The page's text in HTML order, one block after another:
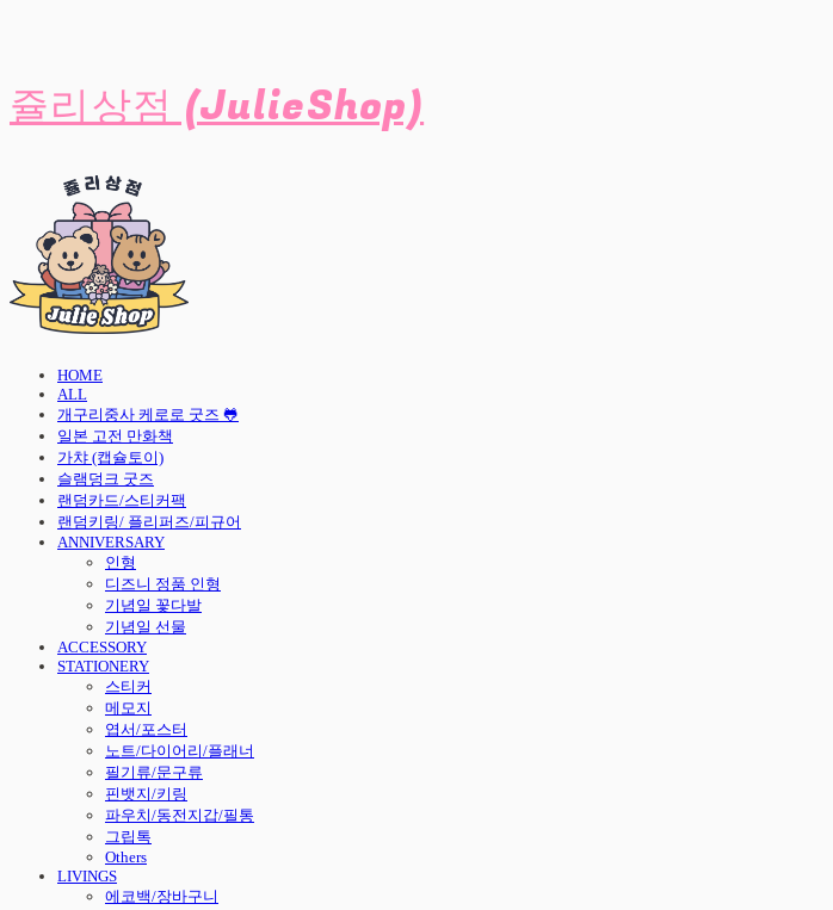
쥴리상점 (JulieShop)
HOME
ALL
개구리중사 케로로 굿즈 🐸
일본 고전 만화책
가챠 (캡슐토이)
슬램덩크 굿즈
랜덤카드/스티커팩
랜덤키링/ 플리퍼즈/피규어
ANNIVERSARY
인형
디즈니 정품 인형
기념일 꽃다발
기념일 선물
ACCESSORY
STATIONERY
스티커
메모지
엽서/포스터
노트/다이어리/플래너
필기류/문구류
핀뱃지/키링
파우치/동전지갑/필통
그립톡
Others
LIVINGS
에코백/장바구니